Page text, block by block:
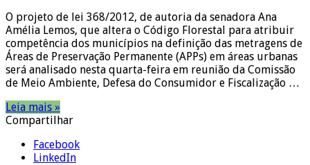
O projeto de lei 368/2012, de autoria da senadora Ana
Amélia Lemos, que altera o Código Florestal para atribuir
competência dos municípios na definição das metragens de
Áreas de Preservação Permanente (APPs) em áreas urbanas
será analisado nesta quarta-feira em reunião da Comissão
de Meio Ambiente, Defesa do Consumidor e Fiscalização …
Leia mais »
Compartilhar
Facebook
LinkedIn